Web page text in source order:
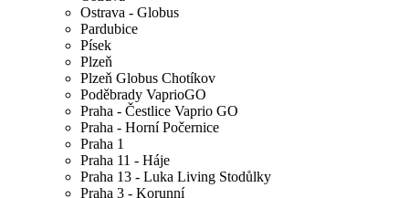
Ostrava - Globus
Pardubice
Písek
Plzeň
Plzeň Globus Chotíkov
Poděbrady VaprioGO
Praha - Čestlice Vaprio GO
Praha - Horní Počernice
Praha 1
Praha 11 - Háje
Praha 13 - Luka Living Stodůlky
Praha 3 - Korunní